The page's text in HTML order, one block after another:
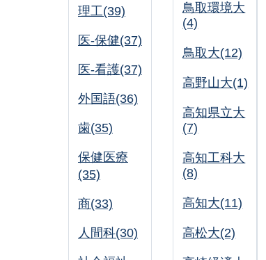
理工(39)
医-保健(37)
医-看護(37)
外国語(36)
歯(35)
保健医療
(35)
商(33)
人間科(30)
鳥取環境大
(4)
鳥取大(12)
高野山大(1)
高知県立大
(7)
高知工科大
(8)
高知大(11)
高松大(2)